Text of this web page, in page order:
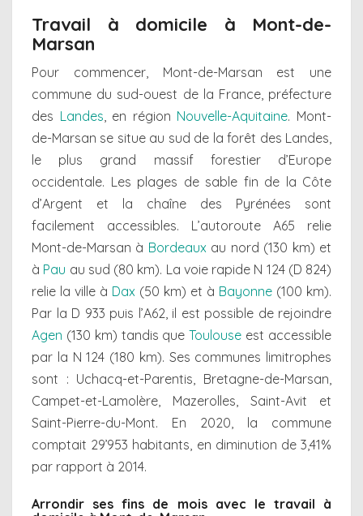
Travail à domicile à Mont-de-
Marsan
Pour commencer, Mont-de-Marsan est une
commune du sud-ouest de la France, préfecture
des Landes, en région Nouvelle-Aquitaine. Mont-
de-Marsan se situe au sud de la forêt des Landes,
le plus grand massif forestier d’Europe
occidentale. Les plages de sable fin de la Côte
d’Argent et la chaîne des Pyrénées sont
facilement accessibles. L’autoroute A65 relie
Mont-de-Marsan à Bordeauxau nord (130 km) et
à Pau au sud (80 km). La voie rapide N 124 (D 824)
relie la ville à Dax (50 km) et à Bayonne (100 km).
Par la D 933 puis l’A62, il est possible de rejoindre
Agen (130 km) tandis queToulouse est accessible
par la N 124 (180 km). Ses communes limitrophes
sont : Uchacq-et-Parentis, Bretagne-de-Marsan,
Campet-et-Lamolère, Mazerolles, Saint-Avit et
Saint-Pierre-du-Mont. En 2020, la commune
comptait 29’953 habitants, en diminution de 3,41%
par rapport à 2014.
Arrondir ses fins de mois avec le travail à